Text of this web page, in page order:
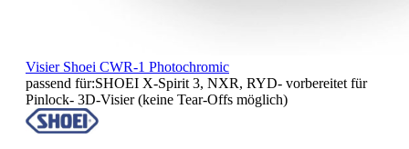
Visier Shoei CWR-1 Photochromic
passend für:SHOEI X-Spirit 3, NXR, RYD- vorbereitet für
Pinlock- 3D-Visier (keine Tear-Offs möglich)